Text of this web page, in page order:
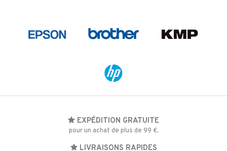
EXPÉDITION GRATUITE
pour un achat de plus de 99 €.
LIVRAISONS RAPIDES